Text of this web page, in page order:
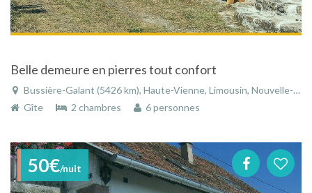
Belle demeure en pierres tout confort
Bussière-Galant (5426 km), Haute-Vienne, Limousin, Nouvelle-Aquitaine, France
Gîte
2 chambres 6 personnes
50€/nuit